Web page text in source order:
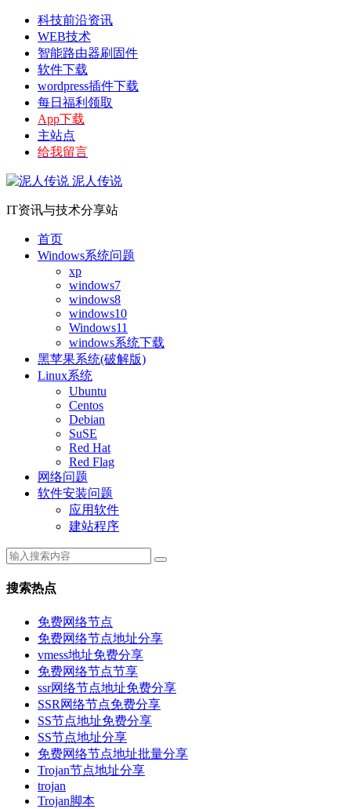
科技前沿资讯
WEB技术
智能路由器刷固件
软件下载
wordpress插件下载
每日福利领取
App下载
主站点
给我留言
泥人传说
IT资讯与技术分享站
首页
Windows系统问题
xp
windows7
windows8
windows10
Windows11
windows系统下载
黑苹果系统(破解版)
Linux系统
Ubuntu
Centos
Debian
SuSE
Red Hat
Red Flag
网络问题
软件安装问题
应用软件
建站程序
搜索热点
免费网络节点
免费网络节点地址分享
vmess地址免费分享
免费网络节点节享
ssr网络节点地址免费分享
SSR网络节点免费分享
SS节点地址免费分享
SS节点地址分享
免费网络节点地址批量分享
Trojan节点地址分享
trojan
Trojan脚本